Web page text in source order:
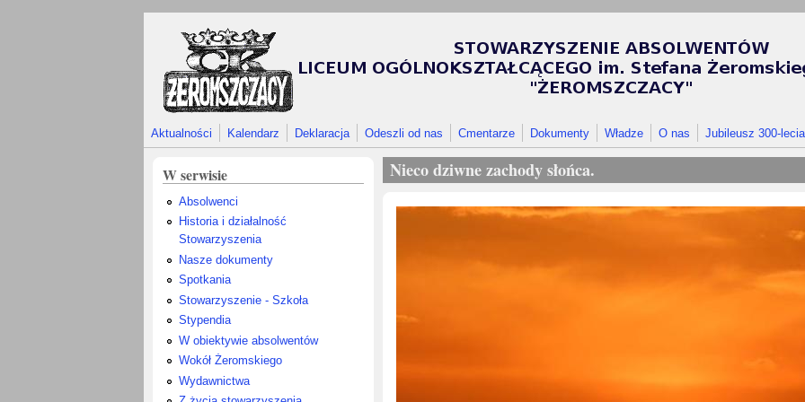
Aktualności Kalendarz Deklaracja Odeszli od nas Cmentarze Dokumenty Władze O nas Jubileusz 300-lecia
W serwisie
Absolwenci
Historia i działalność
Stowarzyszenia
Nasze dokumenty
Spotkania
Stowarzyszenie - Szkoła
Stypendia
W obiektywie absolwentów
Wokół Żeromskiego
Wydawnictwa
Nieco dziwne zachody słońca.